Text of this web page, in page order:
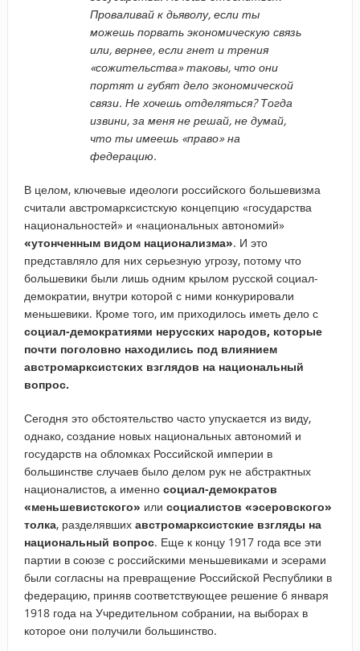
Проваливай к дьяволу, если ты
можешь порвать экономическую связь
или, вернее, если гнет и трения
«сожительства» таковы, что они
портят и губят дело экономической
связи. Не хочешь отделяться? Тогда
извини, за меня не решай, не думай,
что ты имеешь «право» на
федерацию.
В целом, ключевые идеологи российского большевизма
считали австромарксистскую концепцию «государства
национальностей» и «национальных автономий»
«утонченным видом национализма». И это
представляло для них серьезную угрозу, потому что
большевики были лишь одним крылом русской социал-
демократии, внутри которой с ними конкурировали
меньшевики. Кроме того, им приходилось иметь дело с
социал-демократиями нерусских народов, которые
почти поголовно находились под влиянием
австромарксистских взглядов на национальный
вопрос.
Сегодня это обстоятельство часто упускается из виду,
однако, создание новых национальных автономий и
государств на обломках Российской империи в
большинстве случаев было делом рук не абстрактных
националистов, а именно социал-демократов
«меньшевистского» или социалистов «эсеровского»
толка, разделявших австромарксистские взгляды на
национальный вопрос. Еще к концу 1917 года все эти
партии в союзе с российскими меньшевиками и эсерами
были согласны на превращение Российской Республики в
федерацию, приняв соответствующее решение 6 января
1918 года на Учредительном собрании, на выборах в
которое они получили большинство.